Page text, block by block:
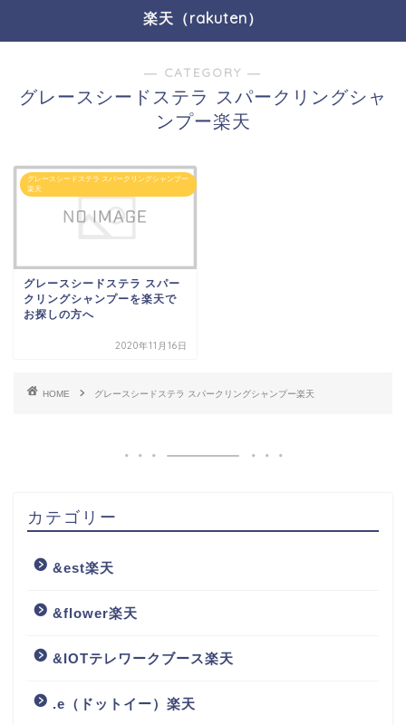
楽天（rakuten）
― CATEGORY ―
グレースシードステラ スパークリングシャ
ンプー楽天
グレースシードステラ スパークリングシャンプー
楽天
グレースシードステラ スパー
クリングシャンプーを楽天で
お探しの方へ
2020年11月16日
HOME グレースシードステラ スパークリングシャンプー楽天
カテゴリー
&est楽天
&flower楽天
&IOTテレワークブース楽天
.e（ドットイー）楽天